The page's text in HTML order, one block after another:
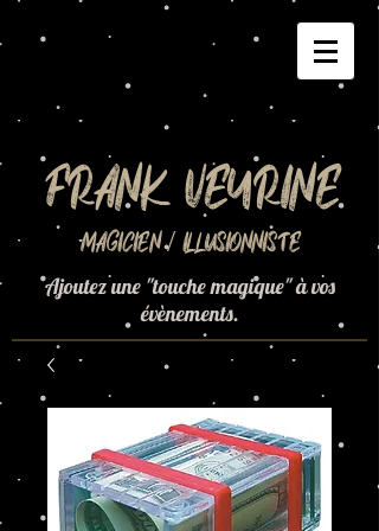
Frank Veyrine
Magicien / Illusionniste
Ajoutez une "touche magique" à vos
évènements.